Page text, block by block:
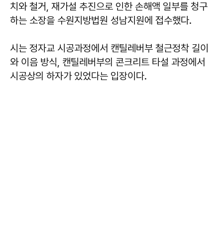
치와 철거, 재가설 추진으로 인한 손해액 일부를 청구
하는 소장을 수원지방법원 성남지원에 접수했다.
시는 정자교 시공과정에서 캔틸레버부 철근정착 길이
와 이음 방식, 캔틸레버부의 콘크리트 타설 과정에서
시공상의 하자가 있었다는 입장이다.